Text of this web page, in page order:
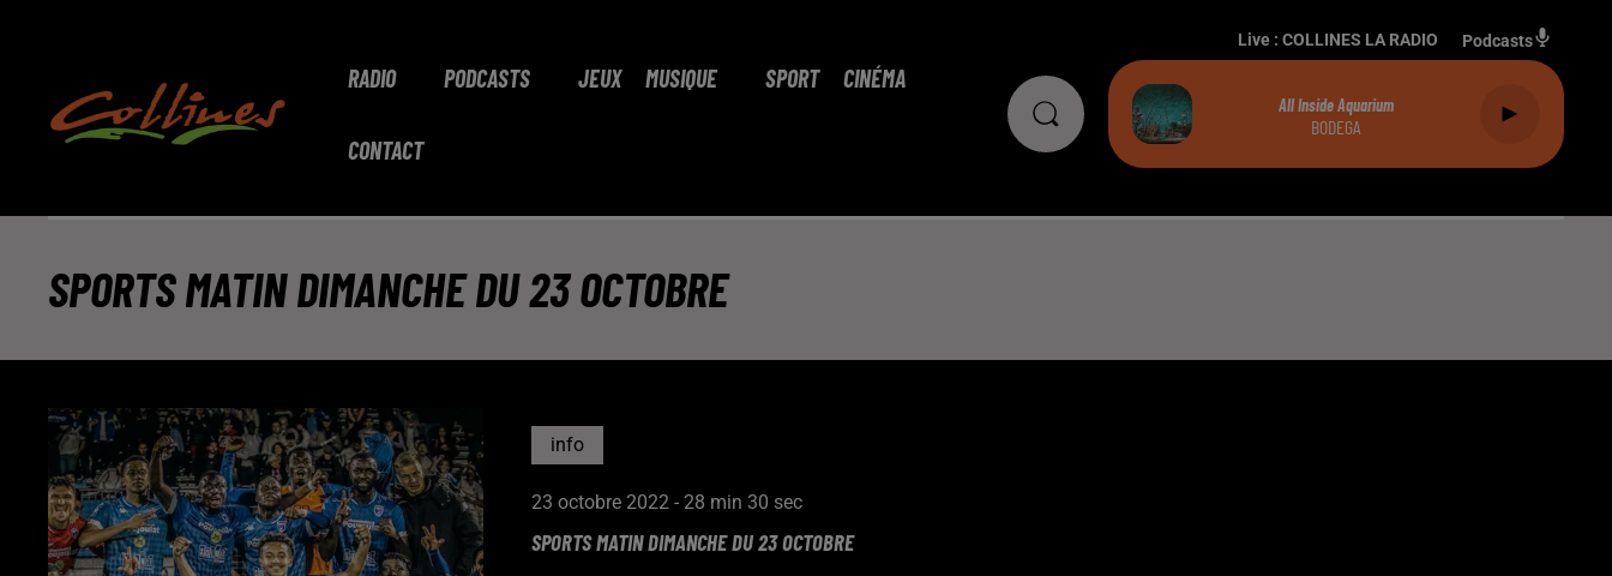
RADIO PODCASTS JEUX MUSIQUE SPORT CINÉMA
CONTACT
Live : COLLINES LA RADIO Podcasts
All Inside Aquarium
BODEGA
SPORTS MATIN DIMANCHE DU 23 OCTOBRE
info
23 octobre 2022 - 28 min 30 sec
SPORTS MATIN DIMANCHE DU 23 OCTOBRE